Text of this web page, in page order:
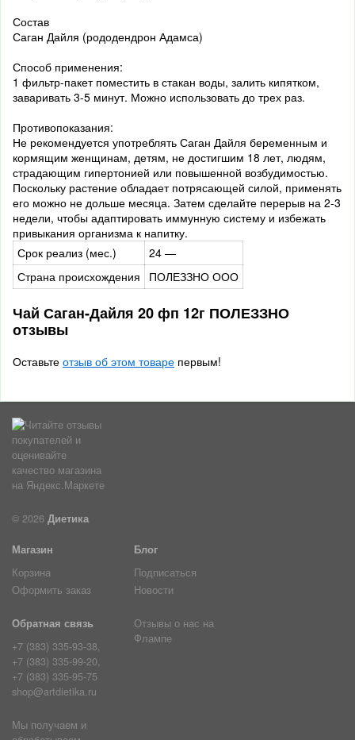
Состав
Саган Дайля (рододендрон Адамса)
Способ применения:
1 фильтр-пакет поместить в стакан воды, залить кипятком,
заваривать 3-5 минут. Можно использовать до трех раз.
Противопоказания:
Не рекомендуется употреблять Саган Дайля беременным и
кормящим женщинам, детям, не достигшим 18 лет, людям,
страдающим гипертонией или повышенной возбудимостью.
Поскольку растение обладает потрясающей силой, применять
его можно не дольше месяца. Затем сделайте перерыв на 2-3
недели, чтобы адаптировать иммунную систему и избежать
привыкания организма к напитку.
Срок реализ (мес.)
24 —
Страна происхождения
ПОЛЕЗЗНО ООО
Чай Саган-Дайля 20 фп 12г ПОЛЕЗЗНО
отзывы
Оставьте отзыв об этом товаре первым!
© 2026 Диетика
Магазин
Корзина
Оформить заказ
Блог
Подписаться
Новости
Обратная связь
+7 (383) 335-93-38,
+7 (383) 335-99-20,
+7 (383) 335-95-75
shop@artdietika.ru
Отзывы о нас на
Флампе
Мы получаем и